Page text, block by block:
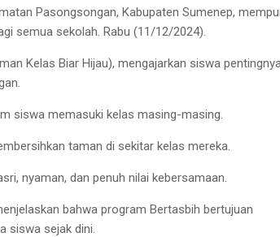
Pasongsongan, Kabupaten Sumenep,
semua sekolah. Rabu (11/12/2024).
Kelas Biar Hijau), mengajarkan siswa
siswa memasuki kelas masing-masing.
taman di sekitar kelas mereka.
nyaman, dan penuh nilai kebersamaan.
bahwa program Bertasbih bertujuan
siswa sejak dini.